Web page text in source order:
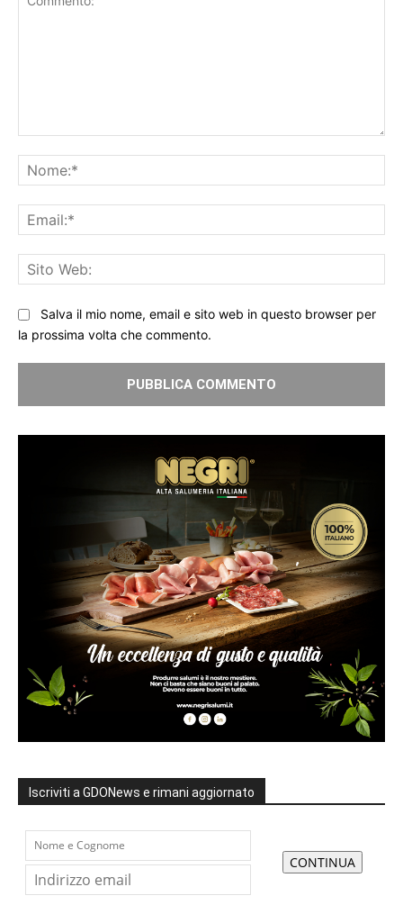
Salva il mio nome, email e sito web in questo browser per
la prossima volta che commento.
Iscriviti a GDONews e rimani aggiornato